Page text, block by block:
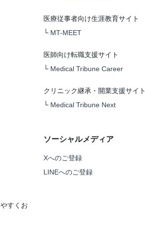
すくお
医療従事者向け生涯教育サイト
└ MT-MEET
医師向け転職支援サイト
└ Medical Tribune Career
クリニック継承・開業支援サイト
└ Medical Tribune Next
ソーシャルメディア
Xへのご登録
LINEへのご登録